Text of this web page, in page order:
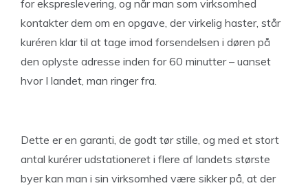
for ekspreslevering, og når man som virksomhed
kontakter dem om en opgave, der virkelig haster, står
kuréren klar til at tage imod forsendelsen i døren på
den oplyste adresse inden for 60 minutter – uanset
hvor I landet, man ringer fra.
Dette er en garanti, de godt tør stille, og med et stort
antal kurérer udstationeret i flere af landets største
byer kan man i sin virksomhed være sikker på, at der